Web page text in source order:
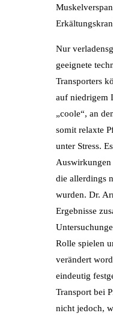
Nur
geeignete
Transporters
auf niedrigem
„coole“, an
somit relaxte
unter Stress.
Auswirkungen
die allerdings
wurden. Dr.
Ergebnisse
Rolle spielen
verändert
eindeutig
Transport bei
nicht jedoch,